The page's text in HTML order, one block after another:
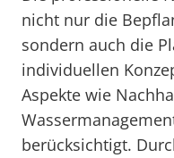
nicht nur die
sondern auch die
individuellen
Aspekte wie
berücksichtigt.